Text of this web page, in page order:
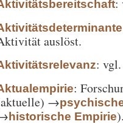
auslöst.
:
:
→
historische Empirie